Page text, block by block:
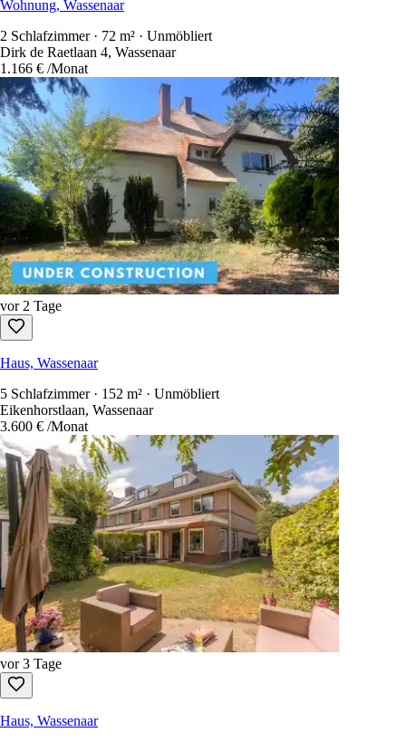
Wohnung, Wassenaar
2 Schlafzimmer · 72 m² · Unmöbliert
Dirk de Raetlaan 4, Wassenaar
1.166 € /Monat
vor 2 Tage
Haus, Wassenaar
5 Schlafzimmer · 152 m² · Unmöbliert
Eikenhorstlaan, Wassenaar
3.600 € /Monat
vor 3 Tage
Haus, Wassenaar